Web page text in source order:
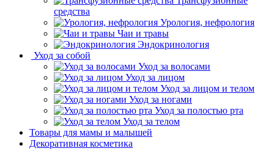
средства
Урология, нефрология
Чаи и травы
Эндокринология
Уход за собой
Уход за волосами
Уход за лицом
Уход за лицом и телом
Уход за ногами
Уход за полостью рта
Уход за телом
Товары для мамы и малышей
Декоративная косметика